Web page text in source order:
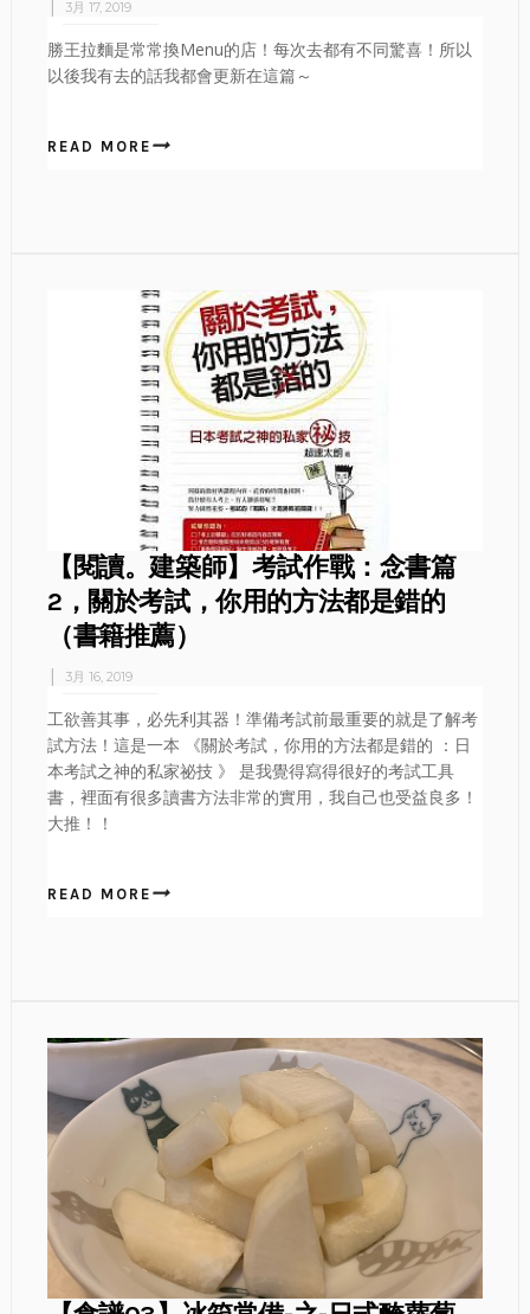
3月 17, 2019
勝王拉麵是常常換Menu的店！每次去都有不同驚喜！所以
以後我有去的話我都會更新在這篇～
READ MORE
【閱讀。建築師】考試作戰：念書篇
2，關於考試，你用的方法都是錯的
（書籍推薦）
3月 16, 2019
工欲善其事，必先利其器！準備考試前最重要的就是了解考
試方法！這是一本 《關於考試，你用的方法都是錯的 ：日
本考試之神的私家祕技 》 是我覺得寫得很好的考試工具
書，裡面有很多讀書方法非常的實用，我自己也受益良多！
大推！！
READ MORE